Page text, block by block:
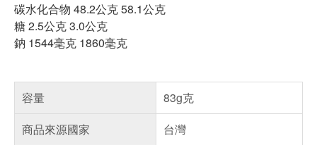
碳水化合物 48.2公克 58.1公克
糖 2.5公克 3.0公克
鈉 1544毫克 1860毫克
容量
83g克
商品來源國家
台灣